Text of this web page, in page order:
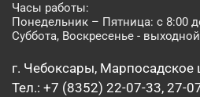
Часы работы:
Понедельник – Пятница: с 8:00
Суббота, Воскресенье - выходной
г. Чебоксары, Марпосадское
Тел.: +7 (8352) 22-07-33, 27-